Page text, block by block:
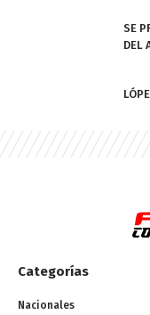
SE
DEL
Categorías
Nacionales